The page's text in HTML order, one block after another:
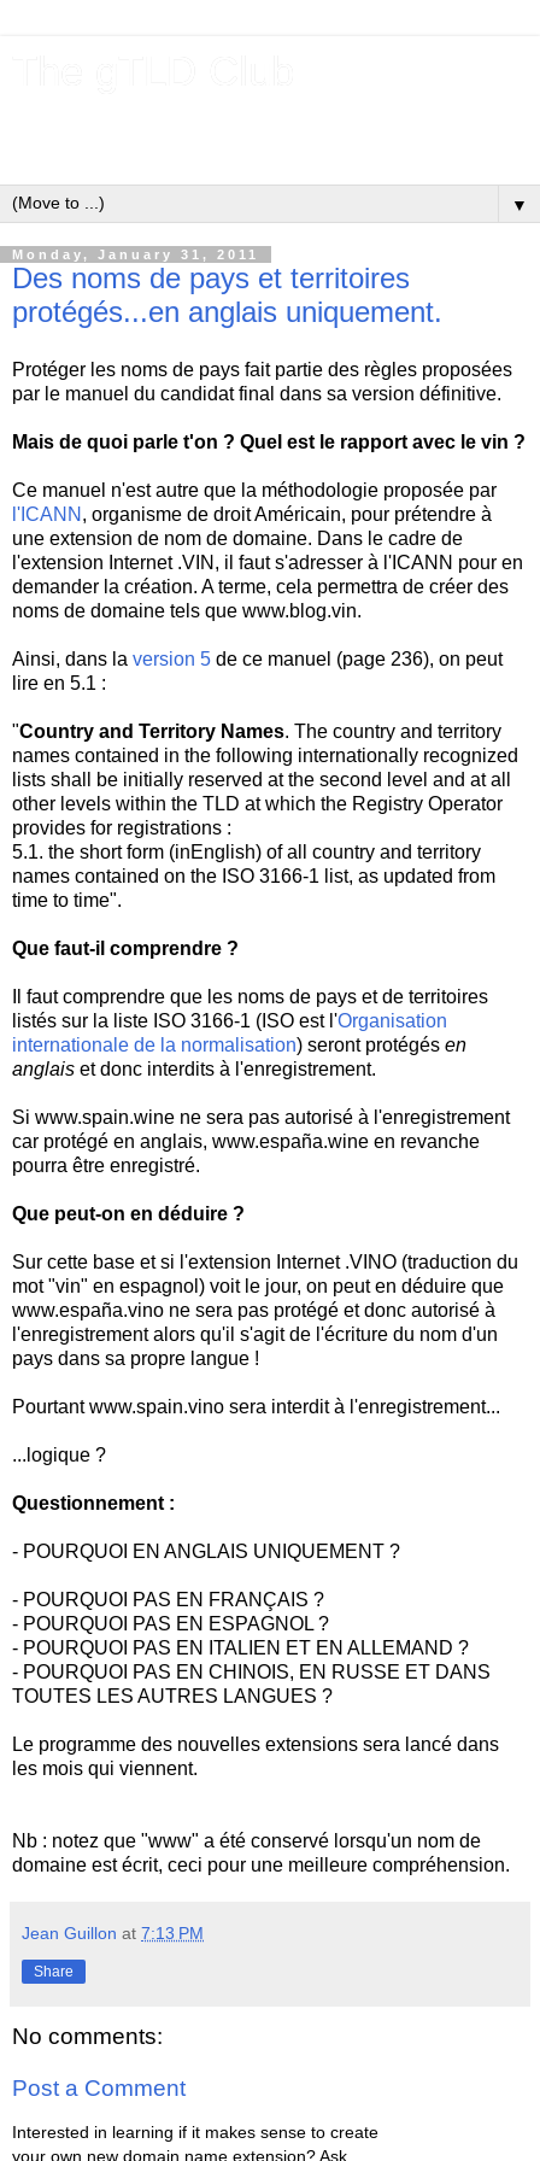
▼
Monday, January 31, 2011
Des noms de pays et territoires
protégés...en anglais uniquement.
Protéger les noms de pays fait partie des règles proposées
par le manuel du candidat final dans sa version définitive.
Mais de quoi parle t'on ? Quel est le rapport avec le vin ?
Ce manuel n'est autre que la méthodologie proposée par
l'ICANN , organisme de droit Américain, pour prétendre à
une extension de nom de domaine. Dans le cadre de
l'extension Internet .VIN, il faut s'adresser à l'ICANN pour en
demander la création. A terme, cela permettra de créer des
noms de domaine tels que www.blog.vin.
Ainsi, dans la version 5 de ce manuel (page 236), on peut
lire en 5.1 :
"Country and Territory Names. The country and territory
names contained in the following internationally recognized
lists shall be initially reserved at the second level and at all
other levels within the TLD at which the Registry Operator
provides for registrations :
5.1. the short form (inEnglish) of all country and territory
names contained on the ISO 3166-1 list, as updated from
time to time".
Que faut-il comprendre ?
Il faut comprendre que les noms de pays et de territoires
listés sur la liste ISO 3166-1 (ISO est l'Organisation
internationale de la normalisation) seront protégés en
anglais et donc interdits à l'enregistrement.
Si www.spain.wine ne sera pas autorisé à l'enregistrement
car protégé en anglais, www.españa.wine en revanche
pourra être enregistré.
Que peut-on en déduire ?
Sur cette base et si l'extension Internet .VINO (traduction du
mot "vin" en espagnol) voit le jour, on peut en déduire que
www.españa.vino ne sera pas protégé et donc autorisé à
l'enregistrement alors qu'il s'agit de l'écriture du nom d'un
pays dans sa propre langue !
Pourtant www.spain.vino sera interdit à l'enregistrement...
...logique ?
Questionnement :
- POURQUOI EN ANGLAIS UNIQUEMENT ?
- POURQUOI PAS EN FRANÇAIS ?
- POURQUOI PAS EN ESPAGNOL ?
- POURQUOI PAS EN ITALIEN ET EN ALLEMAND ?
- POURQUOI PAS EN CHINOIS, EN RUSSE ET DANS
TOUTES LES AUTRES LANGUES ?
Le programme des nouvelles extensions sera lancé dans
les mois qui viennent.
Nb : notez que "www" a été conservé lorsqu'un nom de
domaine est écrit, ceci pour une meilleure compréhension.
Jean Guillon at 7:13 PM
Share
No comments:
Post a Comment
Interested in learning if it makes sense to create
your own new domain name extension? Ask